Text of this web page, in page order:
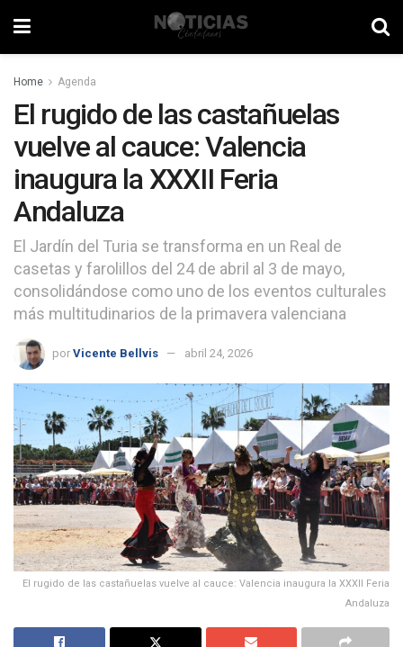
Home Agenda
El rugido de las castañuelas
vuelve al cauce: Valencia
inaugura la XXXII Feria
Andaluza
El Jardín del Turia se transforma en un Real de
casetas y farolillos del 24 de abril al 3 de mayo,
consolidándose como uno de los eventos culturales
más multitudinarios de la primavera valenciana
por Vicente Bellvis abril 24, 2026
El rugido de las castañuelas vuelve al cauce: Valencia inaugura la XXXII Feria
Andaluza